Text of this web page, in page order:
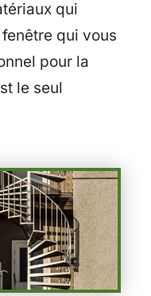
qui
qui vous
pour la
le seul